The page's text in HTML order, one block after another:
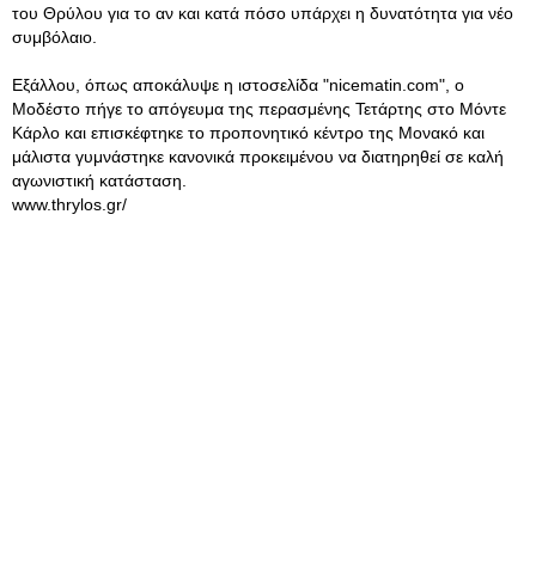
του Θρύλου για το αν και κατά πόσο υπάρχει η δυνατότητα για νέο
συμβόλαιο.
Εξάλλου, όπως αποκάλυψε η ιστοσελίδα "nicematin.com", ο
Μοδέστο πήγε το απόγευμα της περασμένης Τετάρτης στο Μόντε
Κάρλο και επισκέφτηκε το προπονητικό κέντρο της Μονακό και
μάλιστα γυμνάστηκε κανονικά προκειμένου να διατηρηθεί σε καλή
αγωνιστική κατάσταση.
www.thrylos.gr/